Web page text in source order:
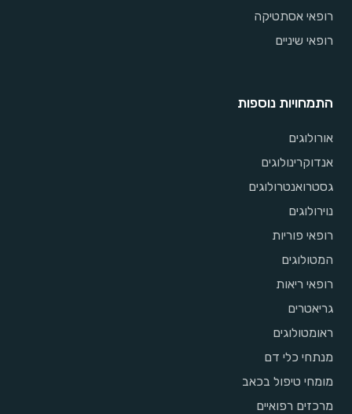
רופאי אסתטיקה
רופאי שיניים
התמחויות נוספות
אורולוגים
אנדוקרינולוגים
גסטרואנטרולוגים
נוירולוגים
רופאי פוריות
המטולוגים
רופאי ריאות
גריאטרים
ראומטולוגים
מנתחי כלי דם
מומחי טיפול בכאב
מרכזים רפואיים